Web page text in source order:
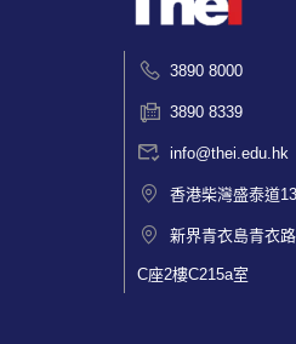
3890 8000
3890 8339
info@thei.edu.hk
香港柴灣盛泰道
新界青衣島青衣
C座2樓C215a室